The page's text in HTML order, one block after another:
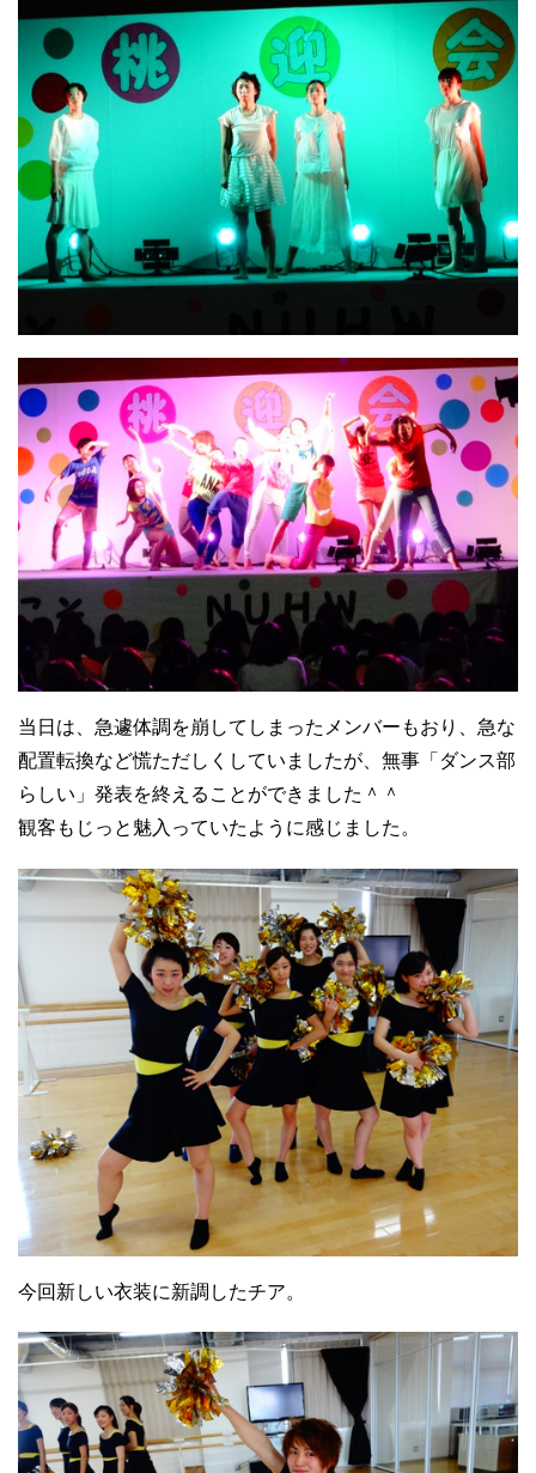
当日は、急遽体調を崩してしまったメンバーもおり、急な
配置転換など慌ただしくしていましたが、無事「ダンス部
らしい」発表を終えることができました＾＾
観客もじっと魅入っていたように感じました。
今回新しい衣装に新調したチア。